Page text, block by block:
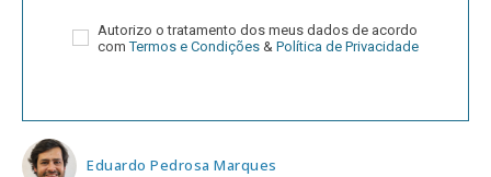
Autorizo o tratamento dos meus dados de acordo
comTermos e Condições & Política de Privacidade
Eduardo Pedrosa Marques